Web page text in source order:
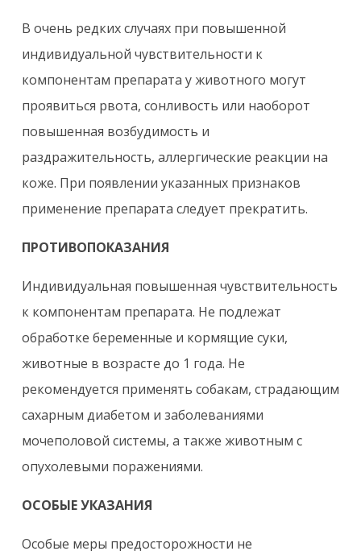
В очень редких случаях при повышенной
индивидуальной чувствительности к
компонентам препарата у животного могут
проявиться рвота, сонливость или наоборот
повышенная возбудимость и
раздражительность, аллергические реакции на
коже. При появлении указанных признаков
применение препарата следует прекратить.
ПРОТИВОПОКАЗАНИЯ
Индивидуальная повышенная чувствительность
к компонентам препарата. Не подлежат
обработке беременные и кормящие суки,
животные в возрасте до 1 года. Не
рекомендуется применять собакам, страдающим
сахарным диабетом и заболеваниями
мочеполовой системы, а также животным с
опухолевыми поражениями.
ОСОБЫЕ УКАЗАНИЯ
Особые меры предосторожности не